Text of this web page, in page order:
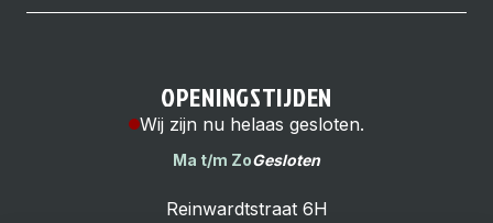
OPENINGSTIJDEN
Wij zijn nu helaas gesloten.
Ma t/m ZoGesloten
Reinwardtstraat 6H